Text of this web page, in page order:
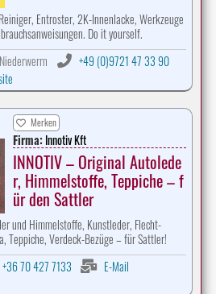
Entroster, 2K-Innenlacke, Werkzeuge
Do it yourself.
+49 (0)9721 47 33 90
Merken
Firma: Innotiv Kft
INNOTIV – Original Autolede
r, Himmelstoffe, Teppiche – f
ür den Sattler
und Himmelstoffe, Kunstleder, Flecht-
Teppiche, Verdeck-Bezüge – für Sattler!
+36 70 427 7133
E-Mail